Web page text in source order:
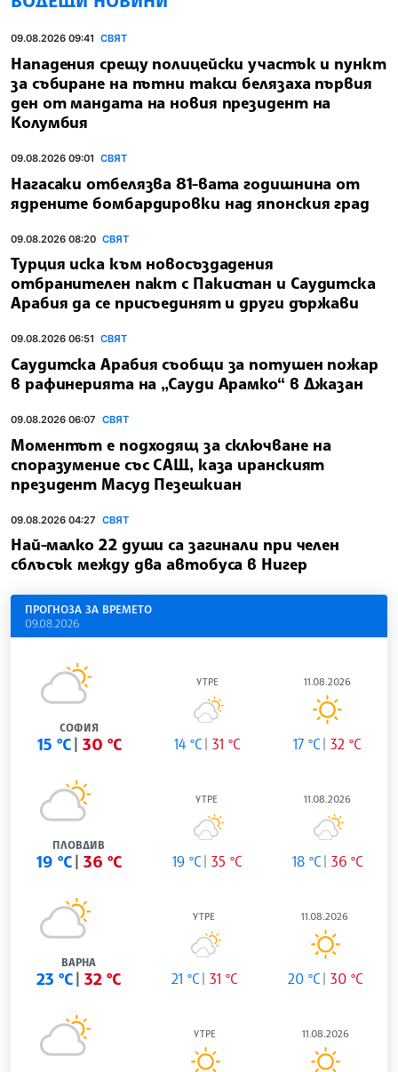
09.08.2026 09:41 СВЯТ
Нападения срещу полицейски участък и пункт
за събиране на пътни такси белязаха първия
ден от мандата на новия президент на
Колумбия
09.08.2026 09:01 СВЯТ
Нагасаки отбелязва 81-вата годишнина от
ядрените бомбардировки над японския град
09.08.2026 08:20 СВЯТ
Турция иска към новосъздадения
отбранителен пакт с Пакистан и Саудитска
Арабия да се присъединят и други държави
09.08.2026 06:51 СВЯТ
Саудитска Арабия съобщи за потушен пожар
в рафинерията на „Сауди Арамко“ в Джазан
09.08.2026 06:07 СВЯТ
Моментът е подходящ за сключване на
споразумение със САЩ, каза иранският
президент Масуд Пезешкиан
09.08.2026 04:27 СВЯТ
Най-малко 22 души са загинали при челен
сблъсък между два автобуса в Нигер
ПРОГНОЗА ЗА ВРЕМЕТО
09.08.2026
СОФИЯ
15 °C 30 °C
УТРЕ
14 °C 31 °C
11.08.2026
17 °C 32 °C
ПЛОВДИВ
19 °C 36 °C
УТРЕ
19 °C 35 °C
11.08.2026
18 °C 36 °C
ВАРНА
23 °C 32 °C
УТРЕ
21 °C 31 °C
11.08.2026
20 °C 30 °C
УТРЕ 11.08.2026